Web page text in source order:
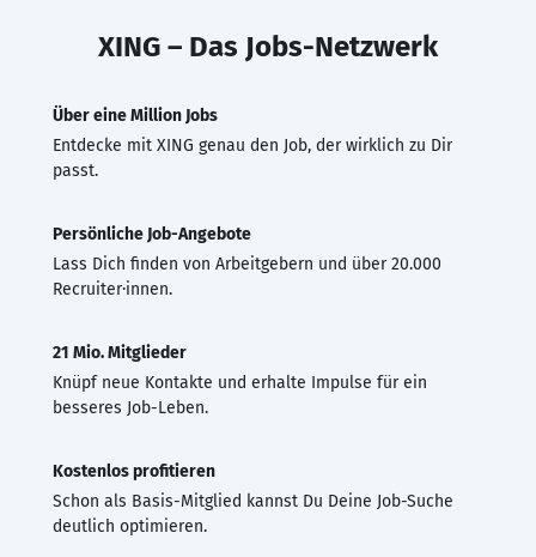
XING – Das Jobs-Netzwerk
Über eine Million Jobs
Entdecke mit XING genau den Job, der wirklich zu Dir
passt.
Persönliche Job-Angebote
Lass Dich finden von Arbeitgebern und über 20.000
Recruiter·innen.
21 Mio. Mitglieder
Knüpf neue Kontakte und erhalte Impulse für ein
besseres Job-Leben.
Kostenlos profitieren
Schon als Basis-Mitglied kannst Du Deine Job-Suche
deutlich optimieren.